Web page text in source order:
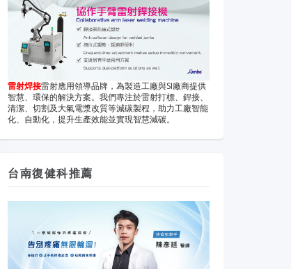
雷射焊接雷射應用領導品牌，為製造工廠與SI廠商提供
智慧、環保的解決方案。我們專注於雷射打標、銲接、
清潔、切割及大氣電漿改質等減碳製程，助力工廠智能
化、自動化，提升生產效能並實現智慧減碳。
台南復健科推薦